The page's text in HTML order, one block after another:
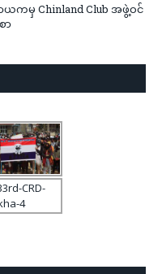
ယကမှ Chinland Club အဖွဲ့ဝင်
ာ